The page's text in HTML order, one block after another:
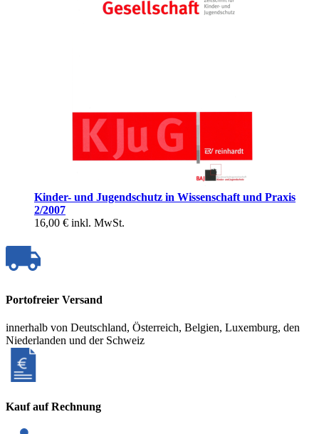
Kinder- und Jugendschutz in Wissenschaft und Praxis
2/2007
16,00 € inkl. MwSt.
Portofreier Versand
innerhalb von Deutschland, Österreich, Belgien, Luxemburg, den
Niederlanden und der Schweiz
Kauf auf Rechnung